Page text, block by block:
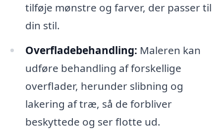
tilføje mønstre og farver, der passer til
din stil.
Overfladebehandling: Maleren kan
udføre behandling af forskellige
overflader, herunder slibning og
lakering af træ, så de forbliver
beskyttede og ser flotte ud.